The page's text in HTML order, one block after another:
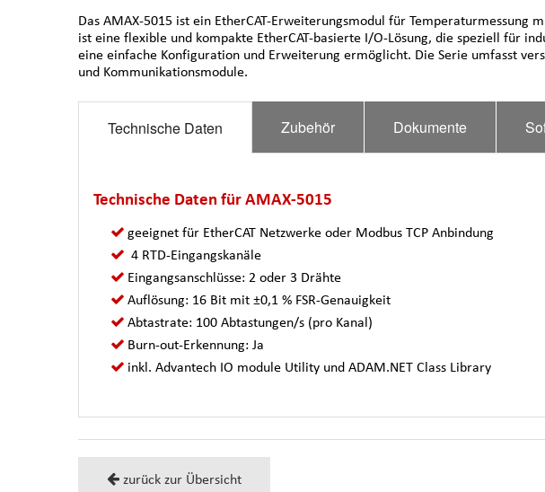
Das AMAX-5015 ist ein EtherCAT-Erweiterungsmodul für
ist eine flexible und kompakte EtherCAT-basierte I/O-Lösung, die speziell für
eine einfache Konfiguration und Erweiterung ermöglicht. Die Serie umfasst
und Kommunikationsmodule.
Technische Daten Zubehör Dokumente
Technische Daten für AMAX-5015
geeignet für EtherCAT Netzwerke oder Modbus TCP Anbindung
4 RTD-Eingangskanäle
Eingangsanschlüsse: 2 oder 3 Drähte
Auflösung: 16 Bit mit ±0,1 % FSR-Genauigkeit
Abtastrate: 100 Abtastungen/s (pro Kanal)
Burn-out-Erkennung: Ja
inkl. Advantech IO module Utility und ADAM.NET Class Library
zurück zur Übersicht